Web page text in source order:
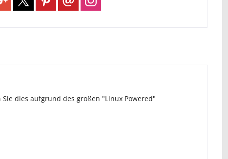
dies aufgrund des großen "Linux Powered"